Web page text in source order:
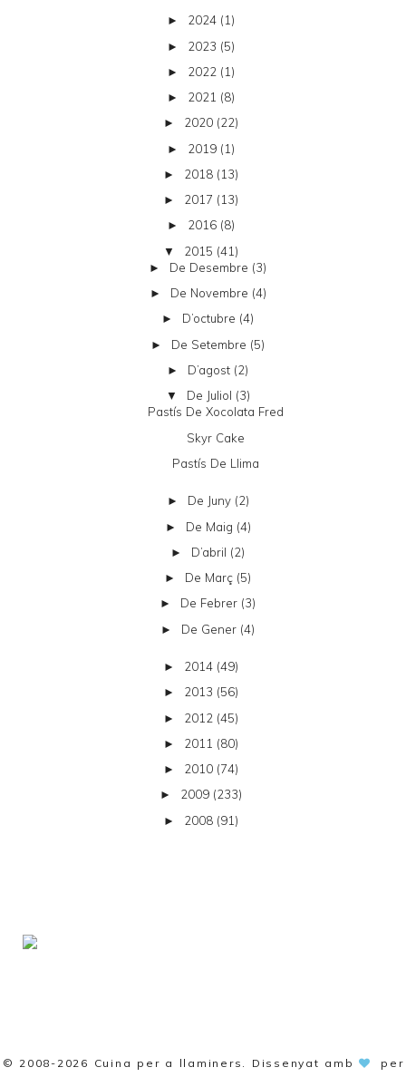
► 2024 (1)
► 2023 (5)
► 2022 (1)
► 2021 (8)
► 2020 (22)
► 2019 (1)
► 2018 (13)
► 2017 (13)
► 2016 (8)
▼ 2015 (41)
► De Desembre (3)
► De Novembre (4)
► D’octubre (4)
► De Setembre (5)
► D’agost (2)
▼ De Juliol (3)
Pastís De Xocolata Fred
Skyr Cake
Pastís De Llima
► De Juny (2)
► De Maig (4)
► D’abril (2)
► De Març (5)
► De Febrer (3)
► De Gener (4)
► 2014 (49)
► 2013 (56)
► 2012 (45)
► 2011 (80)
► 2010 (74)
► 2009 (233)
► 2008 (91)
© 2008-2026 Cuina per a llaminers . Dissenyat amb
per